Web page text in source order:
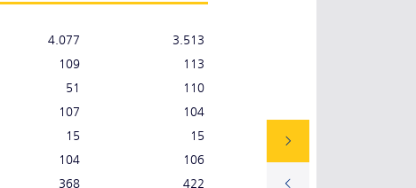
4.077
3.513
109
113
51
110
107
104
15
15
104
106
368
422